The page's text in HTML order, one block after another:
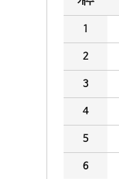
1
2
3
4
5
6